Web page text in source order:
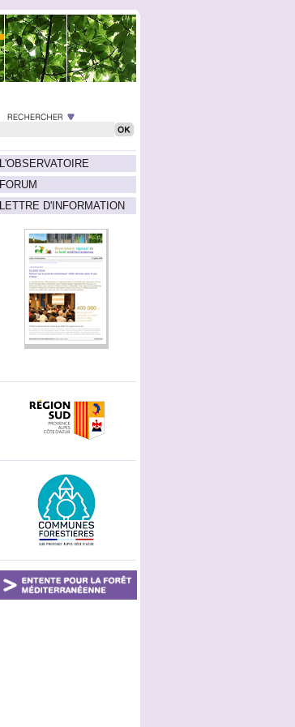
L'OBSERVATOIRE
FORUM
LETTRE D'INFORMATION